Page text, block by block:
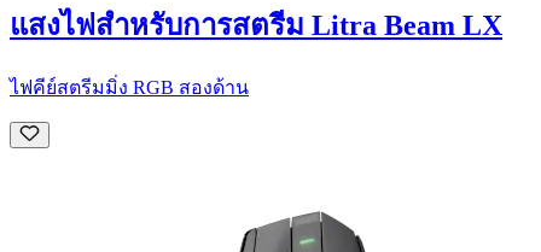
แสงไฟสำหรับการสตรีม Litra Beam LX
ไฟคีย์สตรีมมิ่ง RGB สองด้าน